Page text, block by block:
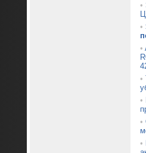
•
•
•
•
•
•
•